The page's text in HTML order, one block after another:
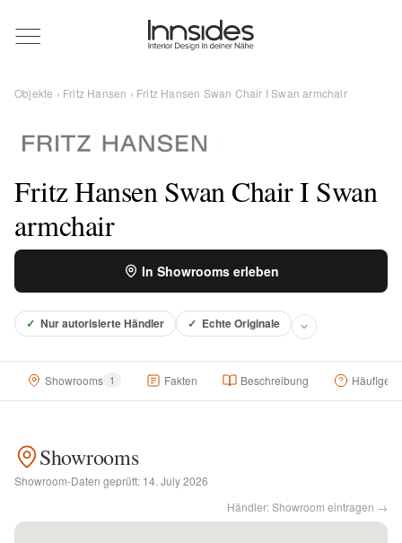
Magazin
Showrooms
Objekte
Über uns
Für Händler
Objekte › Fritz Hansen › Fritz Hansen Swan Chair I Swan armchair
Fritz Hansen Swan Chair I Swan
armchair
In Showrooms erleben
✓ Nur autorisierte Händler ✓ Echte Originale
Showrooms 1 Fakten Beschreibung Häufige
Showrooms
Showroom-Daten geprüft: 14. July 2026
Händler: Showroom eintragen →